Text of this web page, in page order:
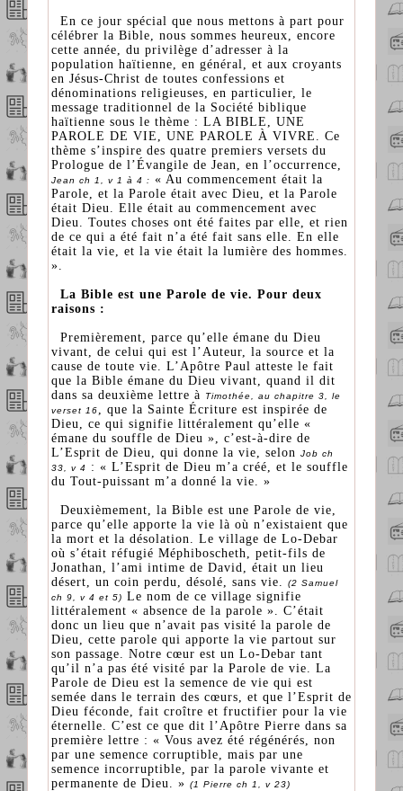
En ce jour spécial que nous mettons à part pour
célébrer la Bible, nous sommes heureux, encore
cette année, du privilège d’adresser à la
population haïtienne, en général, et aux croyants
en Jésus-Christ de toutes confessions et
dénominations religieuses, en particulier, le
message traditionnel de la Société biblique
haïtienne sous le thème : LA BIBLE, UNE
PAROLE DE VIE, UNE PAROLE À VIVRE. Ce
thème s’inspire des quatre premiers versets du
Prologue de l’Évangile de Jean, en l’occurrence,
Jean ch 1, v 1 à 4 : « Au commencement était la
Parole, et la Parole était avec Dieu, et la Parole
était Dieu. Elle était au commencement avec
Dieu. Toutes choses ont été faites par elle, et rien
de ce qui a été fait n’a été fait sans elle. En elle
était la vie, et la vie était la lumière des hommes.
».
La Bible est une Parole de vie. Pour deux
raisons :
Premièrement, parce qu’elle émane du Dieu
vivant, de celui qui est l’Auteur, la source et la
cause de toute vie. L’Apôtre Paul atteste le fait
que la Bible émane du Dieu vivant, quand il dit
dans sa deuxième lettre à
Timothée, au chapitre 3, le
verset 16
, que la Sainte Écriture est inspirée de
Dieu, ce qui signifie littéralement qu’elle «
émane du souffle de Dieu », c’est-à-dire de
L’Esprit de Dieu, qui donne la vie, selon
Job ch
33, v 4
: « L’Esprit de Dieu m’a créé, et le souffle
du Tout-puissant m’a donné la vie. »
Deuxièmement, la Bible est une Parole de vie,
parce qu’elle apporte la vie là où n’existaient que
la mort et la désolation. Le village de Lo-Debar
où s’était réfugié Méphiboscheth, petit-fils de
Jonathan, l’ami intime de David, était un lieu
désert, un coin perdu, désolé, sans vie.
(2 Samuel
ch 9, v 4 et 5) Le nom de ce village signifie
littéralement « absence de la parole ». C’était
donc un lieu que n’avait pas visité la parole de
Dieu, cette parole qui apporte la vie partout sur
son passage. Notre cœur est un Lo-Debar tant
qu’il n’a pas été visité par la Parole de vie. La
Parole de Dieu est la semence de vie qui est
semée dans le terrain des cœurs, et que l’Esprit de
Dieu féconde, fait croître et fructifier pour la vie
éternelle. C’est ce que dit l’Apôtre Pierre dans sa
première lettre : « Vous avez été régénérés, non
par une semence corruptible, mais par une
semence incorruptible, par la parole vivante et
permanente de Dieu. » (1 Pierre ch 1, v 23)